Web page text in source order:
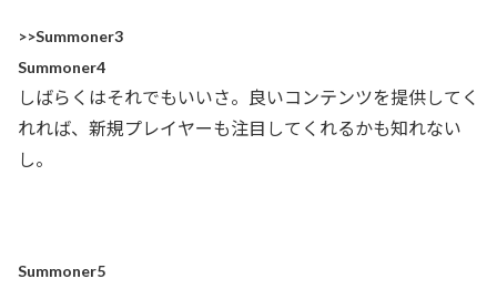
>>Summoner3
Summoner4
しばらくはそれでもいいさ。良いコンテンツを提供してく
れれば、新規プレイヤーも注目してくれるかも知れない
し。
Summoner5